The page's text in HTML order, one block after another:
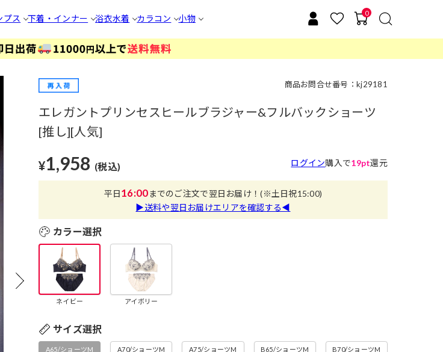
プス 下着・インナー 浴衣水着 カラコン 小物
0
商品お問合せ番号：kj29181
エレガントプリンセスヒールブラジャー&フルバックショーツ
[推し][人気]
¥1,958 (税込) ログイン購入で19pt還元
平日16:00までのご注文で翌日お届け！(※土日祝15:00)
▶送料や翌日お届けエリアを確認する◀
カラー選択
ネイビー アイボリー
サイズ選択
A65/ショーツM A70/ショーツM A75/ショーツM B65/ショーツM B70/ショーツM